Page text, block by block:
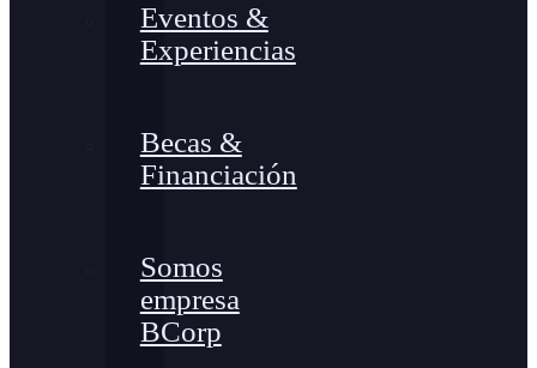
Eventos &
Experiencias
Becas &
Financiación
Somos
empresa
BCorp